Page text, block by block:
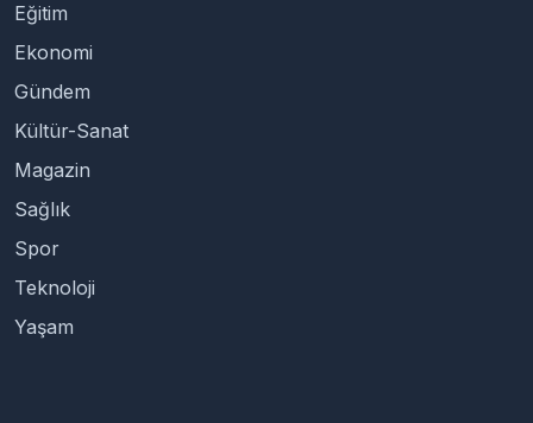
Eğitim
Ekonomi
Gündem
Kültür-Sanat
Magazin
Sağlık
Spor
Teknoloji
Yaşam